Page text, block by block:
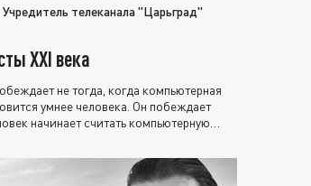
Учредитель телеканала "Царьград"
XXI века
не тогда, когда компьютерная
умнее человека. Он побеждает
начинает считать компьютерную